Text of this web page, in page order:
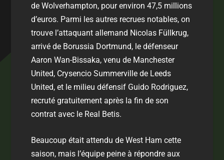
de Wolverhampton, pour environ 47,5 millions
d’euros. Parmi les autres recrues notables, on
trouve l’attaquant allemand Nicolas Füllkrug,
arrivé de Borussia Dortmund, le défenseur
Aaron Wan-Bissaka, venu de Manchester
United, Crysencio Summerville de Leeds
United, et le milieu défensif Guido Rodriguez,
recruté gratuitement après la fin de son
contrat avec le Real Betis.
Beaucoup était attendu de West Ham cette
saison, mais l’équipe peine à répondre aux